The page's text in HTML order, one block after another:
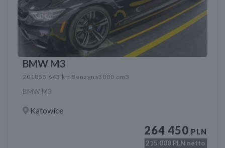
BMW M3
201855 643 km Benzyna3000 cm3
BMW M3
Katowice
264 450 PLN
215 000 PLN netto